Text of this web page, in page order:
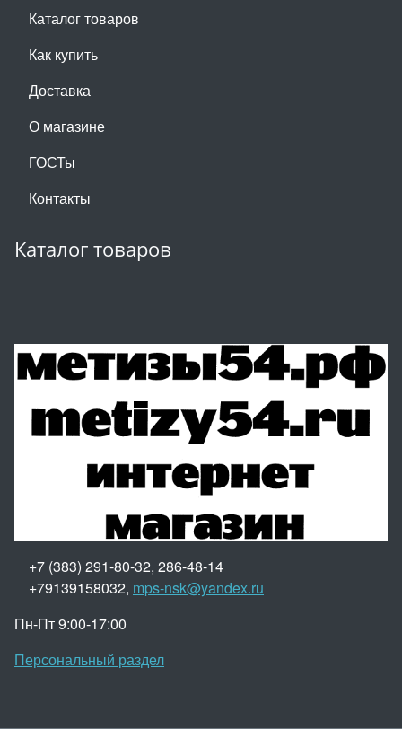
Каталог товаров
Как купить
Доставка
О магазине
ГОСТы
Контакты
Каталог товаров
+7 (383) 291-80-32, 286-48-14
+79139158032, mps-nsk@yandex.ru
Пн-Пт 9:00-17:00
Персональный раздел